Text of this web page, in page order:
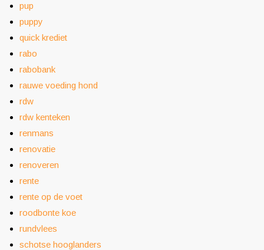
pup
puppy
quick krediet
rabo
rabobank
rauwe voeding hond
rdw
rdw kenteken
renmans
renovatie
renoveren
rente
rente op de voet
roodbonte koe
rundvlees
schotse hooglanders